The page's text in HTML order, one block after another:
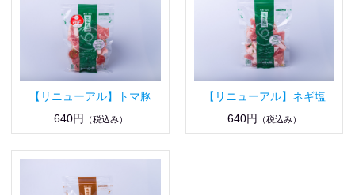
【リニューアル】トマ豚
640円
（税込み）
【リニューアル】ネギ塩
640円
（税込み）